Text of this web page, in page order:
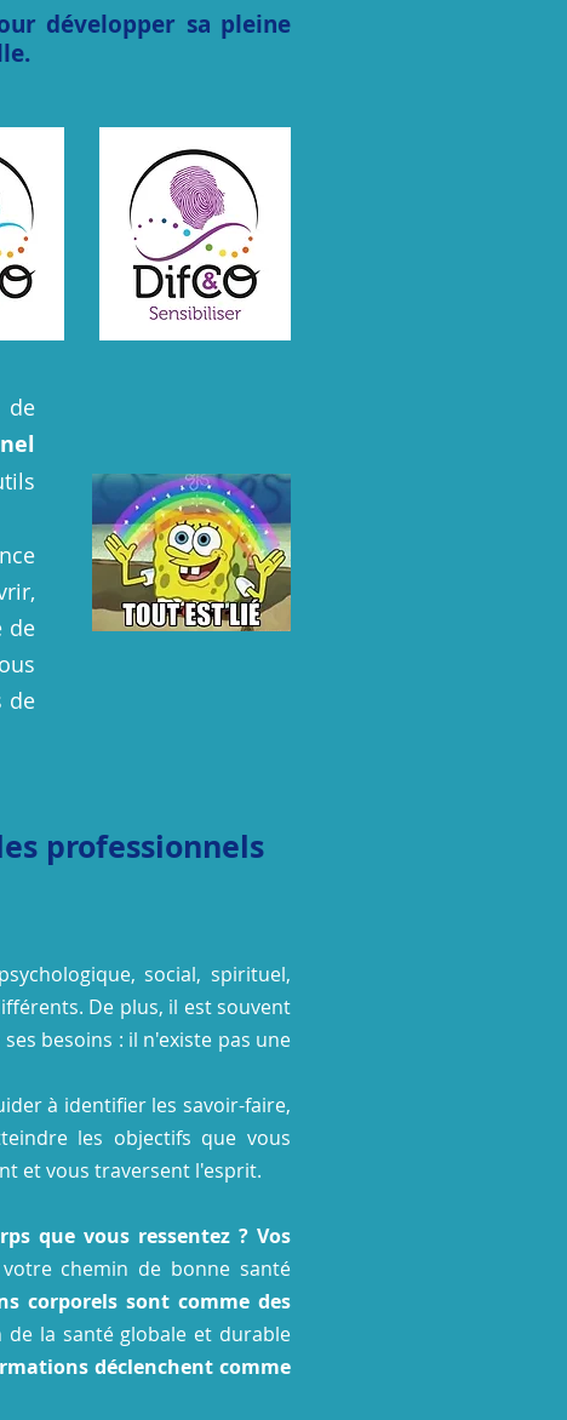
développer sa pleine
de
de
de
professionnels
social, spirituel,
De plus, il est souvent
besoins : il n'existe pas une
à identifier les savoir-faire,
les objectifs que vous
et vous traversent l'esprit.
que vous ressentez ? Vos
chemin de bonne santé
corporels sont comme des
de la santé globale et durable
déclenchent comme